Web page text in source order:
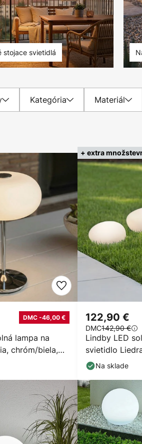
stojace svietidlá
Kategória Materiál
lampa na
chróm/biela,
DMC -46,00 €
+ extra
Lindby LED
svietidlo
stmievateľné
122,90 €
DMC142,90 €
Na sklade